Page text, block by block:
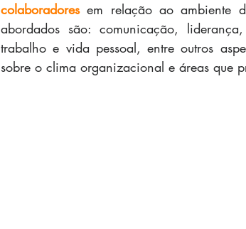
colaboradores em relação ao ambiente
abordados são: comunicação,
trabalho e vida pessoal, entre outros
sobre o clima organizacional e áreas que